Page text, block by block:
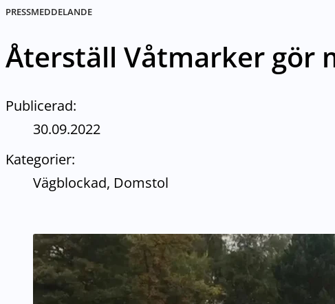
PRESSMEDDELANDE
Återställ Våtmarker gör
Publicerad:
30.09.2022
Kategorier:
Vägblockad, Domstol